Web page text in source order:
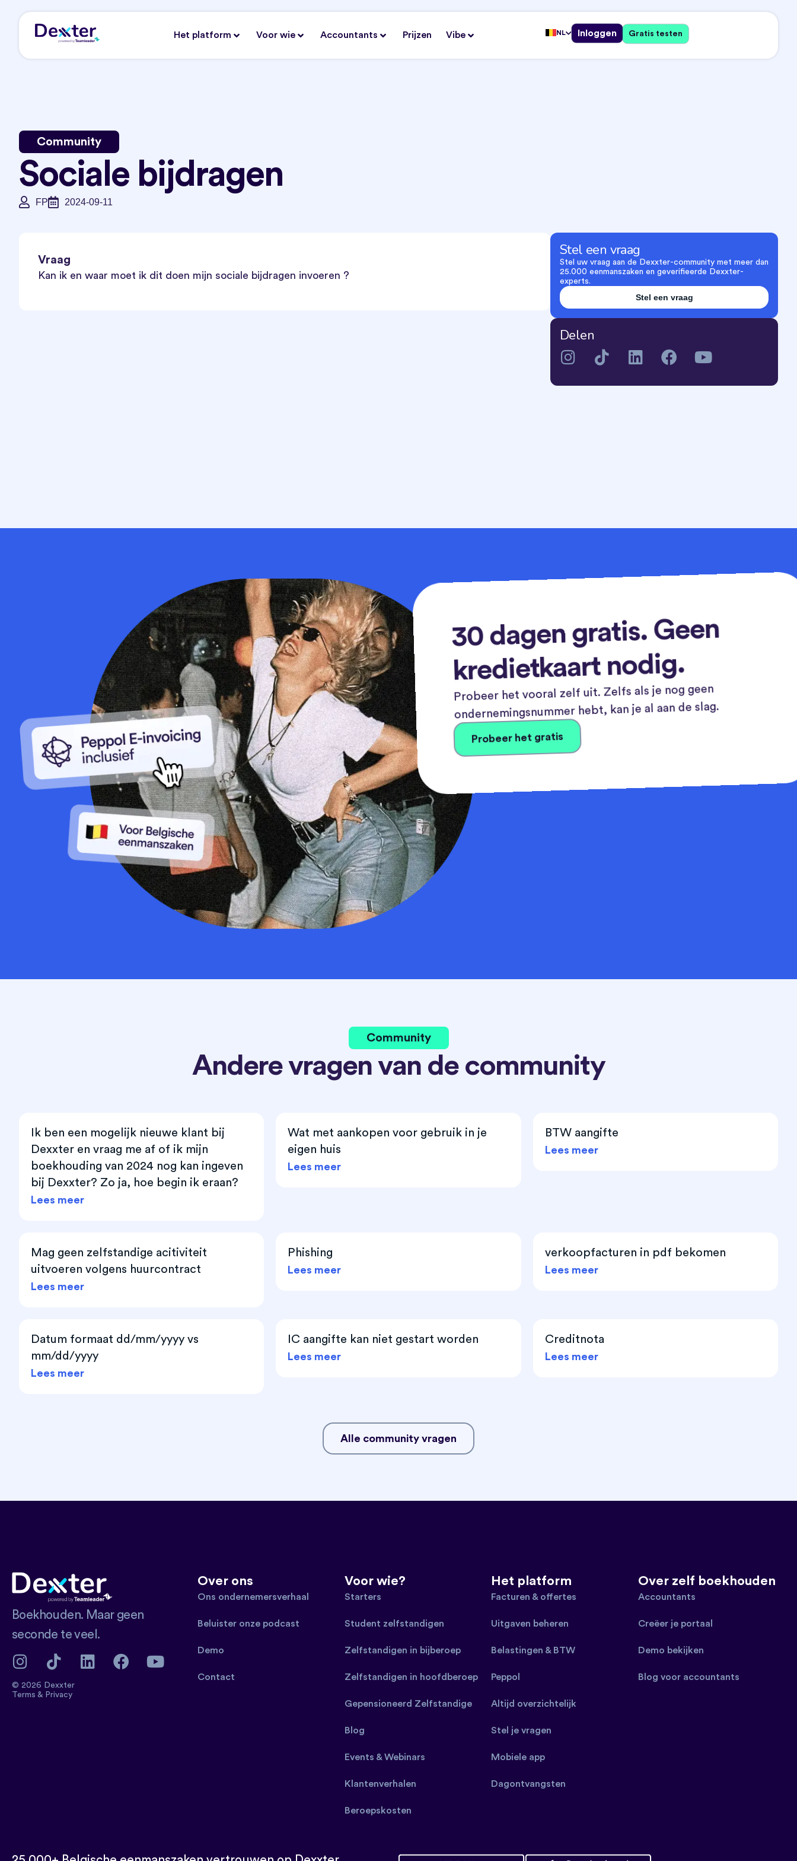
Het platform Voor wie Accountants Prijzen Vibe NL Inloggen Gratis testen
Community
Sociale bijdragen
FP 2024-09-11
Vraag
Kan ik en waar moet ik dit doen mijn sociale bijdragen invoeren ?
Stel een vraag
Stel uw vraag aan de Dexxter-community met meer dan
25.000 eenmanszaken en geverifieerde Dexxter-
experts.
Stel een vraag
Delen
30 dagen gratis. Geen
kredietkaart nodig.
Probeer het vooral zelf uit. Zelfs als je nog geen
ondernemingsnummer hebt, kan je al aan de slag.
Probeer het gratis
Community
Andere vragen van de community
Ik ben een mogelijk nieuwe klant bij
Dexxter en vraag me af of ik mijn
boekhouding van 2024 nog kan ingeven
bij Dexxter? Zo ja, hoe begin ik eraan?
Lees meer
Wat met aankopen voor gebruik in je
eigen huis
Lees meer
BTW aangifte
Lees meer
Mag geen zelfstandige acitiviteit
uitvoeren volgens huurcontract
Lees meer
Phishing
Lees meer
verkoopfacturen in pdf bekomen
Lees meer
Datum formaat dd/mm/yyyy vs
mm/dd/yyyy
Lees meer
IC aangifte kan niet gestart worden
Lees meer
Creditnota
Lees meer
Alle community vragen
Boekhouden. Maar geen
seconde te veel.
© 2026 Dexxter
Terms & Privacy
Over ons
Ons ondernemersverhaal
Beluister onze podcast
Demo
Contact
Voor wie?
Starters
Student zelfstandigen
Zelfstandigen in bijberoep
Zelfstandigen in hoofdberoep
Gepensioneerd Zelfstandige
Blog
Events & Webinars
Klantenverhalen
Beroepskosten
Het platform
Facturen & offertes
Uitgaven beheren
Belastingen & BTW
Peppol
Altijd overzichtelijk
Stel je vragen
Mobiele app
Dagontvangsten
Over zelf boekhouden
Accountants
Creëer je portaal
Demo bekijken
Blog voor accountants